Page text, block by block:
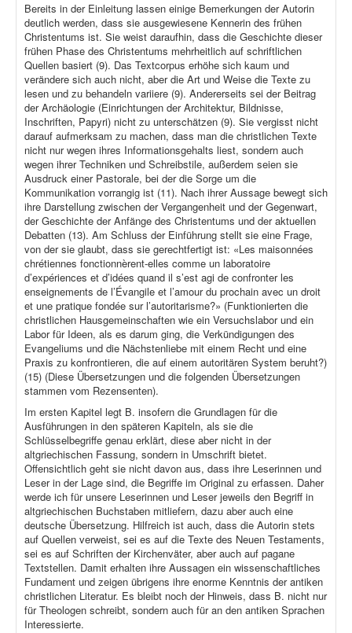
Bereits in der Einleitung lassen einige Bemerkungen der Autorin
deutlich werden, dass sie ausgewiesene Kennerin des frühen
Christentums ist. Sie weist daraufhin, dass die Geschichte dieser
frühen Phase des Christentums mehrheitlich auf schriftlichen
Quellen basiert (9). Das Textcorpus erhöhe sich kaum und
verändere sich auch nicht, aber die Art und Weise die Texte zu
lesen und zu behandeln variiere (9). Andererseits sei der Beitrag
der Archäologie (Einrichtungen der Architektur, Bildnisse,
Inschriften, Papyri) nicht zu unterschätzen (9). Sie vergisst nicht
darauf aufmerksam zu machen, dass man die christlichen Texte
nicht nur wegen ihres Informationsgehalts liest, sondern auch
wegen ihrer Techniken und Schreibstile, außerdem seien sie
Ausdruck einer Pastorale, bei der die Sorge um die
Kommunikation vorrangig ist (11). Nach ihrer Aussage bewegt sich
ihre Darstellung zwischen der Vergangenheit und der Gegenwart,
der Geschichte der Anfänge des Christentums und der aktuellen
Debatten (13). Am Schluss der Einführung stellt sie eine Frage,
von der sie glaubt, dass sie gerechtfertigt ist: «Les maisonnées
chrétiennes fonctionnèrent-elles comme un laboratoire
d’expériences et d’idées quand il s’est agi de confronter les
enseignements de l’Évangile et l’amour du prochain avec un droit
et une pratique fondée sur l’autoritarisme?» (Funktionierten die
christlichen Hausgemeinschaften wie ein Versuchslabor und ein
Labor für Ideen, als es darum ging, die Verkündigungen des
Evangeliums und die Nächstenliebe mit einem Recht und eine
Praxis zu konfrontieren, die auf einem autoritären System beruht?)
(15) (Diese Übersetzungen und die folgenden Übersetzungen
stammen vom Rezensenten).
Im ersten Kapitel legt B. insofern die Grundlagen für die
Ausführungen in den späteren Kapiteln, als sie die
Schlüsselbegriffe genau erklärt, diese aber nicht in der
altgriechischen Fassung, sondern in Umschrift bietet.
Offensichtlich geht sie nicht davon aus, dass ihre Leserinnen und
Leser in der Lage sind, die Begriffe im Original zu erfassen. Daher
werde ich für unsere Leserinnen und Leser jeweils den Begriff in
altgriechischen Buchstaben mitliefern, dazu aber auch eine
deutsche Übersetzung. Hilfreich ist auch, dass die Autorin stets
auf Quellen verweist, sei es auf die Texte des Neuen Testaments,
sei es auf Schriften der Kirchenväter, aber auch auf pagane
Textstellen. Damit erhalten ihre Aussagen ein wissenschaftliches
Fundament und zeigen übrigens ihre enorme Kenntnis der antiken
christlichen Literatur. Es bleibt noch der Hinweis, dass B. nicht nur
für Theologen schreibt, sondern auch für an den antiken Sprachen
Interessierte.